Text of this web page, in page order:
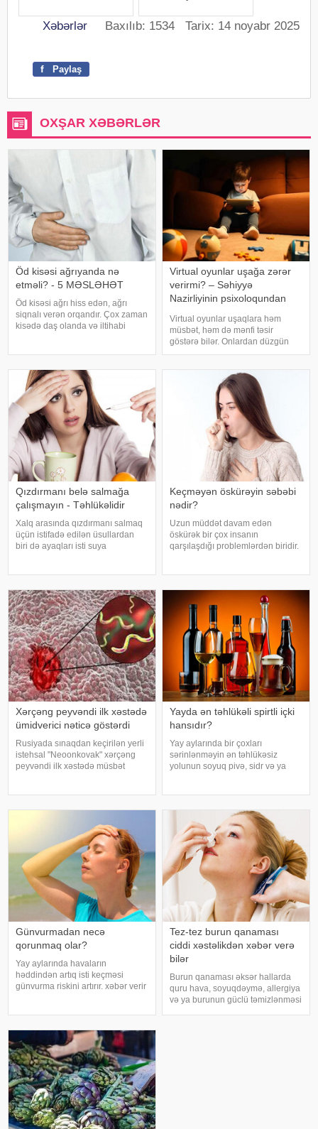
Xəbərlər Baxılıb: 1534 Tarix: 14 noyabr 2025
f Paylaş
OXŞAR XƏBƏRLƏR
Öd kisəsi ağrıyanda nə
etməli? - 5 MƏSLƏHƏT
Öd kisəsi ağrı hiss edən, ağrı
siqnalı verən orqandır. Çox zaman
kisədə daş olanda və iltihabi
bu zaman hətta ağrıkəsic
Virtual oyunlar uşağa zərər
verirmi? – Səhiyyə
Nazirliyinin psixoloqundan
Virtual oyunlar uşaqlara həm
müsbət, həm də mənfi təsir
göstərə bilər. Onlardan düzgün
rejimdə istifadə edildikdə zehni
artıq oynanılması fiziki və psixoloji
problemlərə səbəb ola bilər
Qızdırmanı belə salmağa
çalışmayın - Təhlükəlidir
Xalq arasında qızdırmanı salmaq
üçün istifadə edilən üsullardan
biri də ayaqları isti suya
ağırlaşdıra bilər. xəbər verir ki,
yüksə
Keçməyən öskürəyin səbəbi
nədir?
Uzun müddət davam edən
öskürək bir çox insanın
qarşılaşdığı problemlərdən biridir.
hər zaman tənəffüs yolu
infeksiyası olmur
Xərçəng peyvəndi ilk xəstədə
ümidverici nəticə göstərdi
Rusiyada sınaqdan keçirilən yerli
istehsal "Neoonkovak" xərçəng
peyvəndi ilk xəstədə müsbət
Epidemiologiya və Mikrobiologiya
Yayda ən təhlükəli spirtli içki
hansıdır?
Yay aylarında bir çoxları
sərinlənməyin ən təhlükəsiz
yolunun soyuq pivə, sidr və ya
az alkoqollu içkilər çox vaxt
zərərsi
Günvurmadan necə
qorunmaq olar?
Yay aylarında havaların
həddindən artıq isti keçməsi
günvurma riskini artırır. xəbər verir
diqqətli olmalıdırlar.
Günvurmadan qorunma
Tez-tez burun qanaması
ciddi xəstəlikdən xəbər verə
bilər
Burun qanaması əksər hallarda
quru hava, soyuqdəymə, allergiya
və ya burunun güclü təmizlənməsi